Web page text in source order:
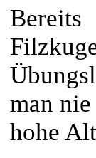
man
hohe